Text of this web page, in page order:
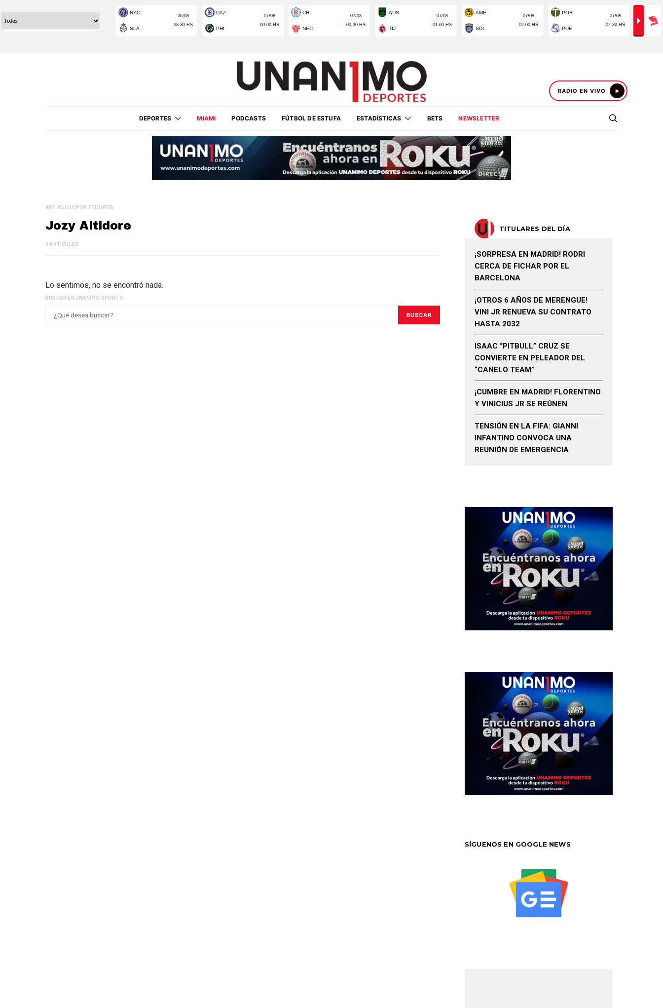
RADIO EN VIVO
DEPORTES MIAMI PODCASTS FÚTBOL DE ESTUFA ESTADÍSTICAS BETS NEWSLETTER
ARTÍCULOS POR ETIQUETA
Jozy Altidore
0 ARTÍCULOS
Lo sentimos, no se encontró nada.
BUSCAR EN UNANIMO SPORTS:
BUSCAR
TITULARES DEL DÍA
¡SORPRESA EN MADRID! RODRI
CERCA DE FICHAR POR EL
BARCELONA
¡OTROS 6 AÑOS DE MERENGUE!
VINI JR RENUEVA SU CONTRATO
HASTA 2032
ISAAC “PITBULL” CRUZ SE
CONVIERTE EN PELEADOR DEL
“CANELO TEAM”
¡CUMBRE EN MADRID! FLORENTINO
Y VINICIUS JR SE REÚNEN
TENSIÓN EN LA FIFA: GIANNI
INFANTINO CONVOCA UNA
REUNIÓN DE EMERGENCIA
SÍGUENOS EN GOOGLE NEWS